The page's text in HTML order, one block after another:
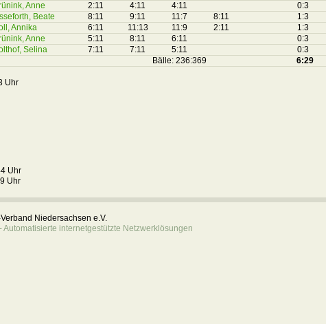
Anne 2:11 4:11 4:11 0:3
Beate 8:11 9:11 11:7 8:11 1:3
Annika 6:11 11:13 11:9 2:11 1:3
Anne 5:11 8:11 6:11 0:3
Selina 7:11 7:11 5:11 0:3
Bälle: 236:369
6:29
Uhr
Uhr
Uhr
Niedersachsen e.V.
Automatisierte internetgestützte Netzwerklösungen